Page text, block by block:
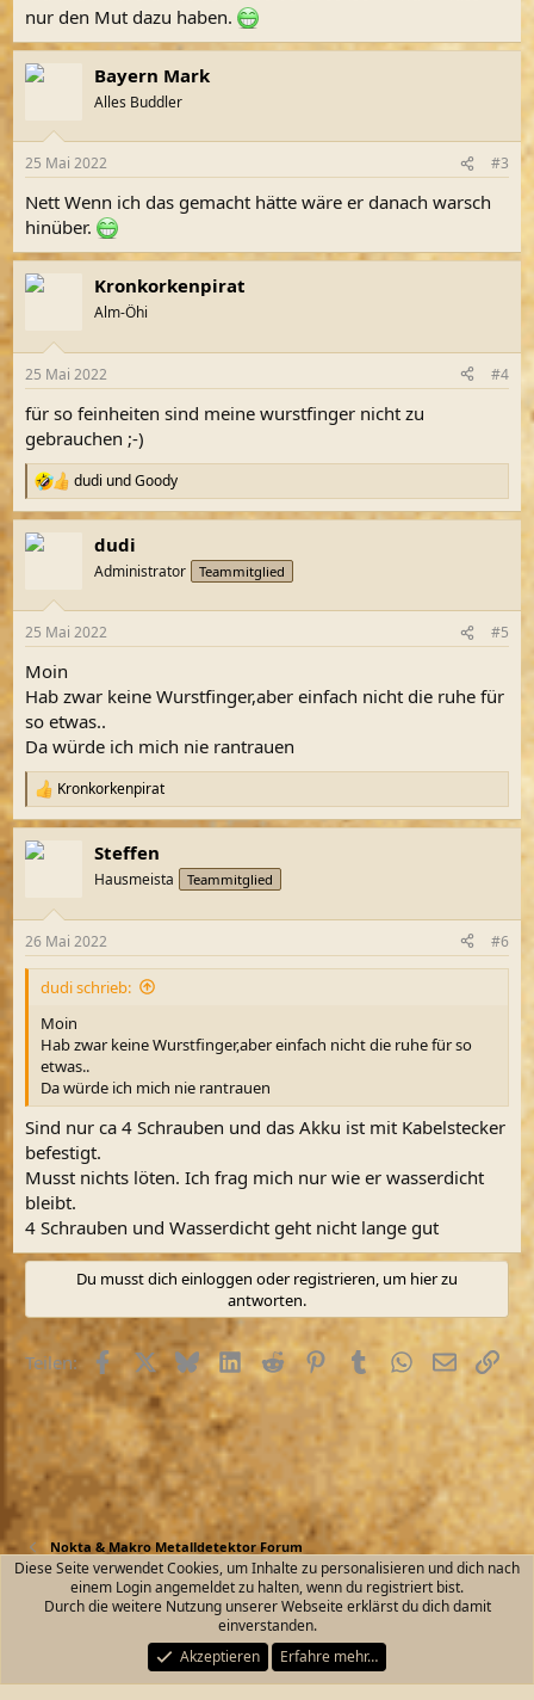
nur den Mut dazu haben.
Bayern Mark
Alles Buddler
25 Mai 2022 #3
Nett Wenn ich das gemacht hätte wäre er danach warsch
hinüber.
Kronkorkenpirat
Alm-Öhi
25 Mai 2022 #4
für so feinheiten sind meine wurstfinger nicht zu
gebrauchen ;-)
R
e
a
k
e
:
dudi undGoody
dudi
Administrator Teammitglied
25 Mai 2022 #5
Moin
Hab zwar keine Wurstfinger,aber einfach nicht die ruhe für
so etwas..
Da würde ich mich nie rantrauen
R
e
a
k
e
n
Kronkorkenpirat
Steffen
Hausmeista Teammitglied
26 Mai 2022 #6
dudi schrieb:
Moin
Hab zwar keine Wurstfinger,aber einfach nicht die ruhe für so
etwas..
Da würde ich mich nie rantrauen
Sind nur ca 4 Schrauben und das Akku ist mit Kabelstecker
befestigt.
Musst nichts löten. Ich frag mich nur wie er wasserdicht
bleibt.
4 Schrauben und Wasserdicht geht nicht lange gut
Du musst dich einloggen oder registrieren, um hier zu
antworten.
Teilen: FacebookX (Twitter)
BlueskyLinkedIn
Reddit PinterestTumblrWhatsApp
E-MailLink
Nokta & Makro Metalldetektor Forum
Kontakt Nutzungsbedingungen
Datenschutz
Start
R
S
Community platform by XenForo® © 2010-2026 XenForo Ltd.
Diese Seite verwendet Cookies, um Inhalte zu personalisieren und dich nach
einem Login angemeldet zu halten, wenn du registriert bist.
Durch die weitere Nutzung unserer Webseite erklärst du dich damit
einverstanden.
Akzeptieren
Erfahre mehr…